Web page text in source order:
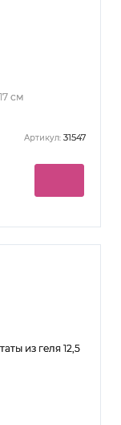
см
Артикул: 31547